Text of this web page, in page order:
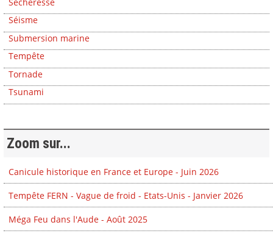
Séisme
Submersion marine
Tempête
Tornade
Tsunami
Zoom sur...
Canicule historique en France et Europe - Juin 2026
Tempête FERN - Vague de froid - Etats-Unis - Janvier 2026
Méga Feu dans l'Aude - Août 2025